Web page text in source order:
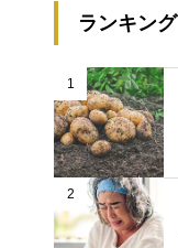
ランキング
1
2